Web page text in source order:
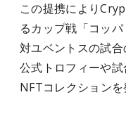
この提携により
るカップ戦「コッ
対ユベントスの試
公式トロフィーや
NFTコレクションを